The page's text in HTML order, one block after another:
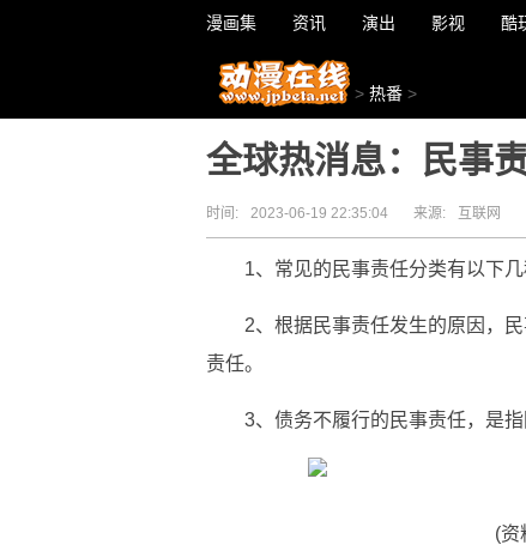
漫画集 资讯 演出 影视 酷
> 热番 >
全球热消息：民事
时间: 2023-06-19 22:35:04 来源: 互联网
1、常见的民事责任分类有以下
2、根据民事责任发生的原因，
责任。
3、债务不履行的民事责任，是
(资